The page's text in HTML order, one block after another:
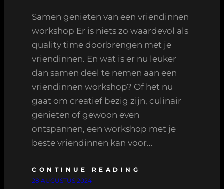
Samen genieten van een vriendinnen
workshop Er is niets zo waardevol als
quality time doorbrengen met je
vriendinnen. En wat is er nu leuker
dan samen deel te nemen aan een
vriendinnen workshop? Of het nu
gaat om creatief bezig zijn, culinair
genieten of gewoon even
ontspannen, een workshop met je
beste vriendinnen kan voor…
CONTINUE READING
28 AUGUSTUS 2024